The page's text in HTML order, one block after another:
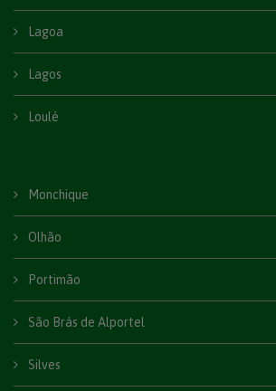
Lagoa
Lagos
Loulé
Monchique
Olhão
Portimão
São Brás de Alportel
Silves